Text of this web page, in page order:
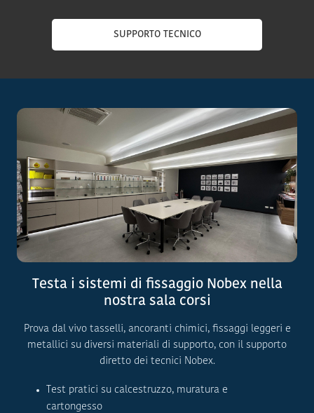
SUPPORTO TECNICO
Testa i sistemi di fissaggio Nobex nella
nostra sala corsi
Prova dal vivo tasselli, ancoranti chimici, fissaggi leggeri e
metallici su diversi materiali di supporto, con il supporto
diretto dei tecnici Nobex.
Test pratici su calcestruzzo, muratura e
cartongesso